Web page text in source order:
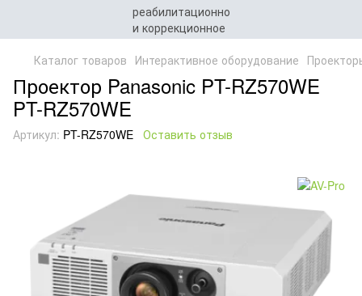
Каталог товаров Интерактивное оборудование
Проектор Panasonic PT-RZ570WE
PT-RZ570WE
Артикул: PT-RZ570WE Оставить отзыв